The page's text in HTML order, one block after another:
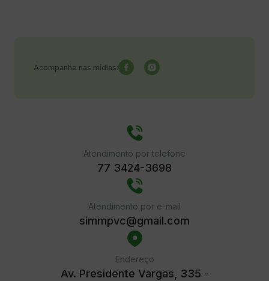
Acompanhe nas mídias:
Atendimento por telefone
77 3424-3698
Atendimento por e-mail
simmpvc@gmail.com
Endereço
Av. Presidente Vargas, 335 -